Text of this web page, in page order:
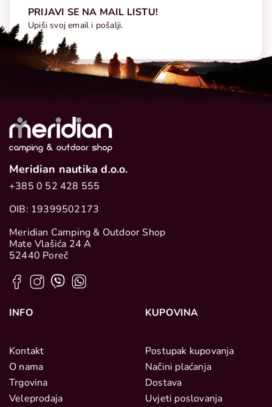
PRIJAVI SE NA MAIL LISTU!
Upiši svoj email i pošalji.
Meridian nautika d.o.o.
+385 0 52 428 555
OIB: 19399502173
Meridian Camping & Outdoor Shop
Mate Vlašića 24 A
52440 Poreč
INFO
Kontakt
O nama
Trgovina
Veleprodaja
KUPOVINA
Postupak kupovanja
Načini plaćanja
Dostava
Uvjeti poslovanja